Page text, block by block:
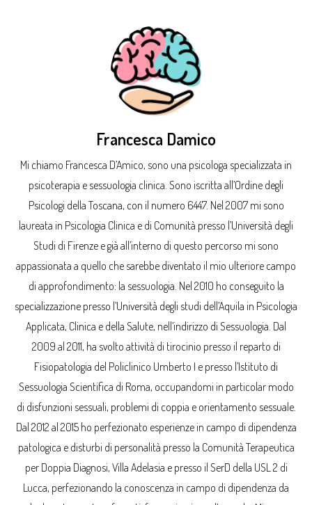
Francesca Damico
Mi chiamo Francesca D’Amico, sono una psicologa specializzata in
psicoterapia e sessuologia clinica. Sono iscritta all’Ordine degli
Psicologi della Toscana, con il numero 6447. Nel 2007 mi sono
laureata in Psicologia Clinica e di Comunità presso l’Università degli
Studi di Firenze e già all’interno di questo percorso mi sono
appassionata a quello che sarebbe diventato il mio ulteriore campo
di approfondimento: la sessuologia. Nel 2010 ho conseguito la
specializzazione presso l’Università degli studi dell’Aquila in Psicologia
Applicata, Clinica e della Salute, nell’indirizzo di Sessuologia. Dal
2009 al 2011, ha svolto attività di tirocinio presso il reparto di
Fisiopatologia del Policlinico Umberto I e presso l’Istituto di
Sessuologia Scientifica di Roma, occupandomi in particolar modo
di disfunzioni sessuali, problemi di coppia e orientamento sessuale.
Dal 2012 al 2015 ho perfezionato esperienze in campo di dipendenza
patologica e disturbi di personalità presso la Comunità Terapeutica
per Doppia Diagnosi, Villa Adelasia e presso il SerD della USL 2 di
Lucca, perfezionando la conoscenza in campo di dipendenza da